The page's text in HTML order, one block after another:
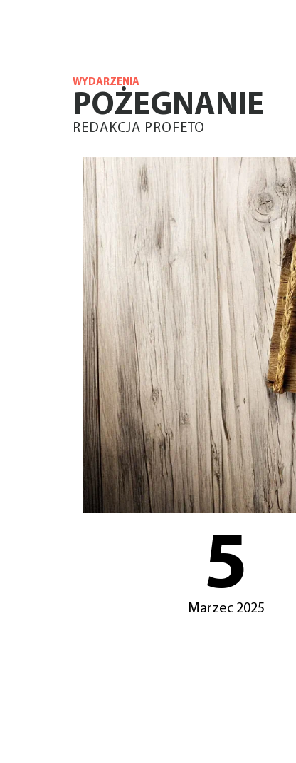
WYDARZENIA
POŻEGNANIE
REDAKCJA PROFETO
5
Marzec 2025